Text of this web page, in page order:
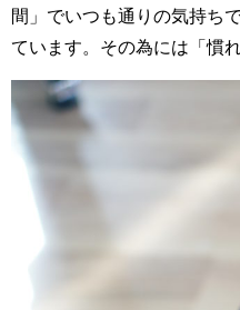
間」でいつも通りの気持ち
ています。その為には「慣